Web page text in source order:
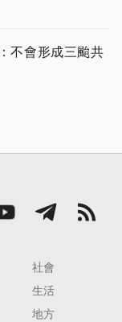
不會形成三颱共
社會
生活
地方